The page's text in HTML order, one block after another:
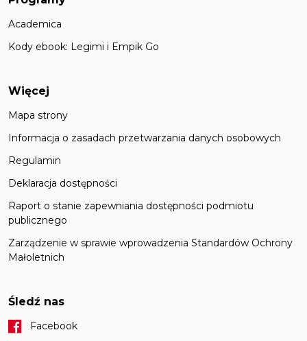
Academica
Kody ebook: Legimi i Empik Go
Więcej
Mapa strony
Informacja o zasadach przetwarzania danych osobowych
Regulamin
Deklaracja dostępności
Raport o stanie zapewniania dostępności podmiotu
publicznego
Zarządzenie w sprawie wprowadzenia Standardów Ochrony
Małoletnich
Śledź nas
Facebook